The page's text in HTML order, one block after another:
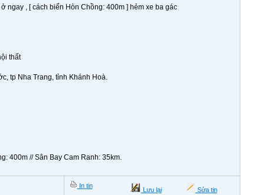
ngay , [ cách biển Hòn Chồng: 400m ] hẻm xe ba gác
thất
tp Nha Trang, tỉnh Khánh Hoà.
400m // Sân Bay Cam Ranh: 35km.
In tin
Lưu lại
Sửa tin